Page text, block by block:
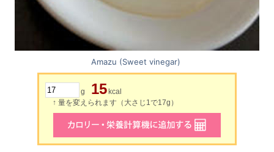
Amazu (Sweet vinegar)
g 15 kcal
↑ 量を変えられます（大さじ1で17g）